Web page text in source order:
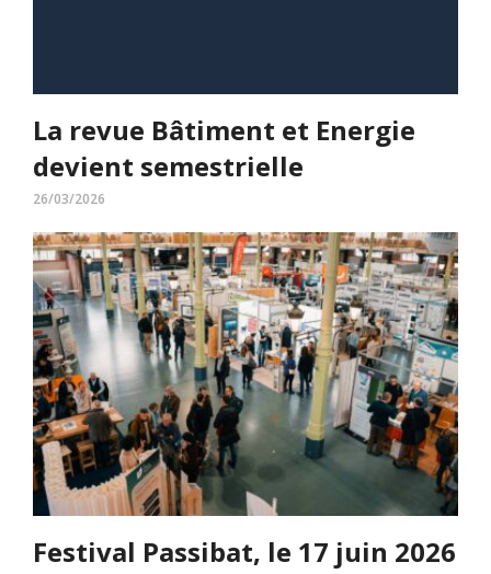
La revue Bâtiment et Energie
devient semestrielle
26/03/2026
Festival Passibat, le 17 juin 2026